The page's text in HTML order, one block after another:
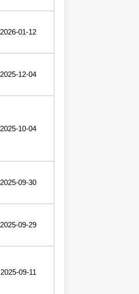
2026-01-12
2025-12-04
2025-10-04
2025-09-30
2025-09-29
2025-09-11